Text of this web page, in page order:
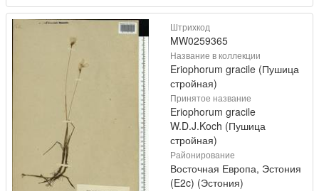
Штрихкод
MW0259365
Название в коллекции
Eriophorum gracile (Пушица
стройная)
Принятое название
Eriophorum gracile
W.D.J.Koch (Пушица
стройная)
Районирование
Восточная Европа, Эстония
(E2c) (Эстония)